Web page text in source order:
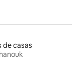
de casas